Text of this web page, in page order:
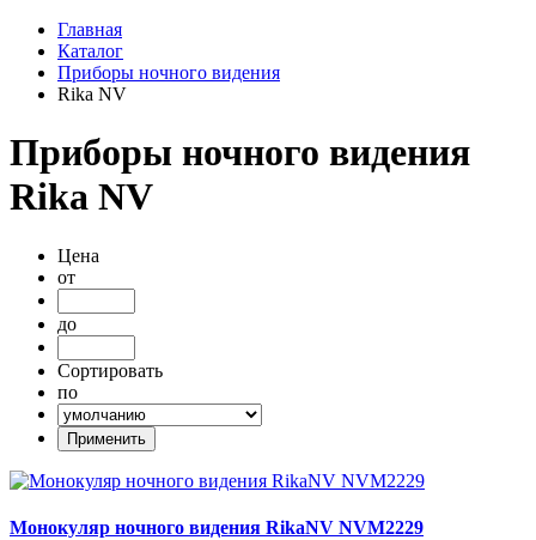
Главная
Каталог
Приборы ночного видения
Rika NV
Приборы ночного видения
Rika NV
Цена
от
до
Сортировать
по
Монокуляр ночного видения RikaNV NVM2229